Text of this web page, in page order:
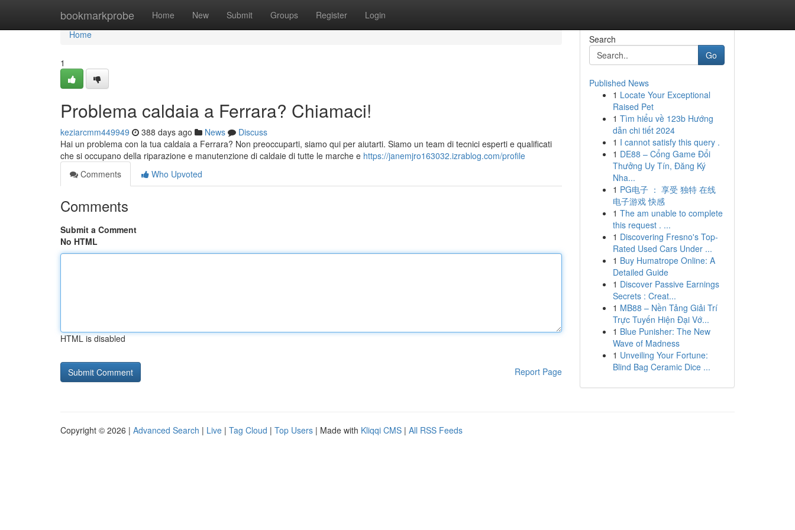
bookmarkprobe Home New Submit Groups Register Login
Home
Home
1
Problema caldaia a Ferrara? Chiamaci!
keziarcmm449949 388 days ago News
Discuss
Hai un problema con la tua caldaia a Ferrara? Non preoccuparti, siamo qui per aiutarti. Siamo un team di tecnici esperti e qualificati
che si occupano della riparazione e manutenzione di caldaie di tutte le marche e https://janemjro163032.izrablog.com/profile
Comments
Who Upvoted
Comments
Submit a Comment
No HTML
HTML is disabled
Report Page
Search
Go
Published News
1 Locate Your Exceptional
Raised Pet
1 Tìm hiểu về 123b Hướng
dẫn chi tiết 2024
1 I cannot satisfy this query .
1 DE88 – Cổng Game Đổi
Thưởng Uy Tín, Đăng Ký
Nha...
1 PG电子 ： 享受 独特 在线
电子游戏 快感
1 The am unable to complete
this request . ...
1 Discovering Fresno's Top-
Rated Used Cars Under ...
1 Buy Humatrope Online: A
Detailed Guide
1 Discover Passive Earnings
Secrets : Creat...
1 MB88 – Nền Tảng Giải Trí
Trực Tuyến Hiện Đại Vớ...
1 Blue Punisher: The New
Wave of Madness
1 Unveiling Your Fortune:
Blind Bag Ceramic Dice ...
Copyright © 2026 | Advanced Search | Live | Tag Cloud | Top Users | Made with Kliqqi CMS | All RSS Feeds